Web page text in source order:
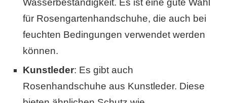
für Rosengartenhandschuhe, die auch bei
feuchten Bedingungen verwendet werden
können.
Kunstleder: Es gibt auch
Rosenhandschuhe aus Kunstleder. Diese